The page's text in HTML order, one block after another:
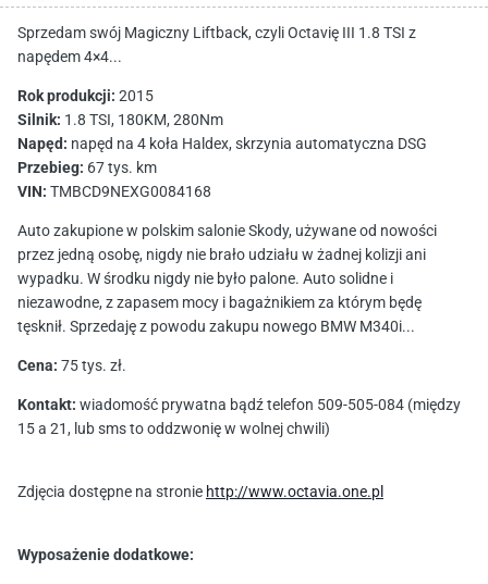
Sprzedam swój Magiczny Liftback, czyli Octavię III 1.8 TSI z
napędem 4×4...
Rok produkcji: 2015
Silnik: 1.8 TSI, 180KM, 280Nm
Napęd: napęd na 4 koła Haldex, skrzynia automatyczna DSG
Przebieg: 67 tys. km
VIN: TMBCD9NEXG0084168
Auto zakupione w polskim salonie Skody, używane od nowości
przez jedną osobę, nigdy nie brało udziału w żadnej kolizji ani
wypadku. W środku nigdy nie było palone. Auto solidne i
niezawodne, z zapasem mocy i bagażnikiem za którym będę
tęsknił. Sprzedaję z powodu zakupu nowego BMW M340i...
Cena: 75 tys. zł.
Kontakt: wiadomość prywatna bądź telefon 509-505-084 (między
15 a 21, lub sms to oddzwonię w wolnej chwili)
Zdjęcia dostępne na stronie http://www.octavia.one.pl
Wyposażenie dodatkowe: